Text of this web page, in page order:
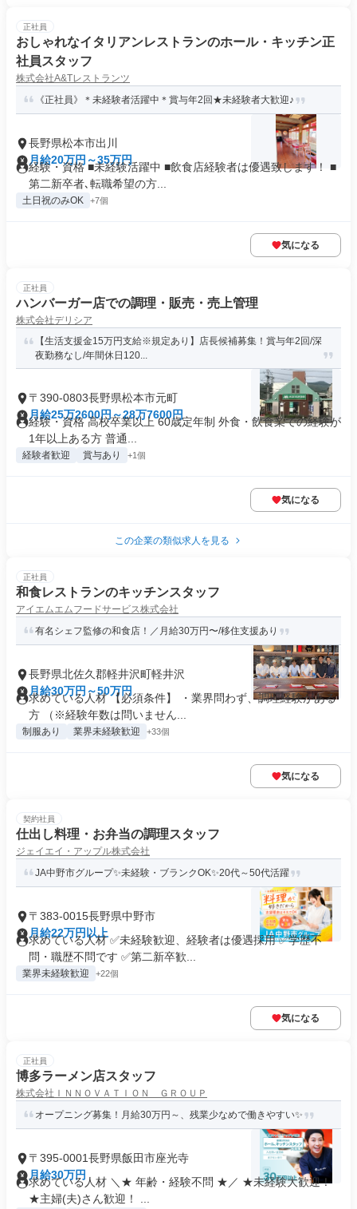
正社員
おしゃれなイタリアンレストランのホール・キッチン正
社員スタッフ
株式会社A&Tレストランツ
《正社員》＊未経験者活躍中＊賞与年2回★未経験者大歓迎♪
長野県松本市出川
月給20万円～35万円
経験・資格 ■未経験活躍中 ■飲食店経験者は優遇致します！ ■
第二新卒者､転職希望の方...
土日祝のみOK +7個
気になる
正社員
ハンバーガー店での調理・販売・売上管理
株式会社デリシア
【生活支援金15万円支給※規定あり】店長候補募集！賞与年2回/深
夜勤務なし/年間休日120...
〒390-0803長野県松本市元町
月給25万2600円～28万7600円
経験・資格 高校卒業以上 60歳定年制 外食・飲食業での経験が
1年以上ある方 普通...
経験者歓迎 賞与あり +1個
気になる
この企業の類似求人を見る
正社員
和食レストランのキッチンスタッフ
アイエムエムフードサービス株式会社
有名シェフ監修の和食店！／月給30万円〜/移住支援あり
長野県北佐久郡軽井沢町軽井沢
月給30万円～50万円
求めている人材 【必須条件】 ・業界問わず、調理経験がある
方 （※経験年数は問いません...
制服あり 業界未経験歓迎 +33個
気になる
契約社員
仕出し料理・お弁当の調理スタッフ
ジェイエイ・アップル株式会社
JA中野市グループ✨未経験・ブランクOK✨20代～50代活躍
〒383-0015長野県中野市
月給22万円以上
求めている人材 ✅未経験歓迎、経験者は優遇採用 ✅学歴不
問・職歴不問です ✅第二新卒歓...
業界未経験歓迎 +22個
気になる
正社員
博多ラーメン店スタッフ
株式会社ＩＮＮＯＶＡＴＩＯＮ ＧＲＯＵＰ
オープニング募集！月給30万円～、残業少なめで働きやすい✨
〒395-0001長野県飯田市座光寺
月給30万円
求めている人材 ＼★ 年齢・経験不問 ★／ ★未経験大歓迎！
★主婦(夫)さん歓迎！ ...